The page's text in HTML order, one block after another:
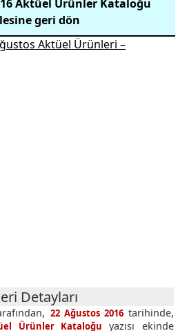
Aktüel Ürünler Kataloğu
geri dön
Detayları
22 Ağustos 2016tarihinde,
Ürünler Kataloğuyazısı ekinde